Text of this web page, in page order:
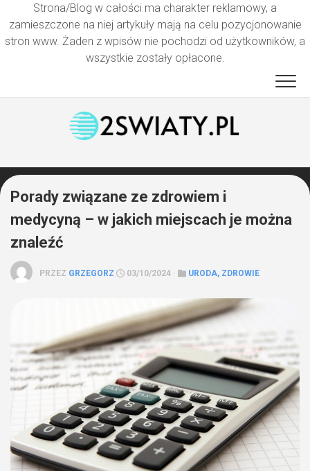
Strona/Blog w całości ma charakter reklamowy, a
zamieszczone na niej artykuły mają na celu pozycjonowanie
stron www. Żaden z wpisów nie pochodzi od użytkowników, a
wszystkie zostały opłacone.
Porady związane ze zdrowiem i
medycyną – w jakich miejscach je można
znaleźć
PRZEZ GRZEGORZ 03/10/2024 · URODA, ZDROWIE